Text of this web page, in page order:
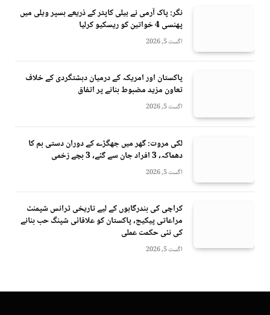
نگر: پاک آرمی نے ہیلی کاپٹر کے ذریعے ہسپر ویلی میں
پھنسی 4 خواتین کو ریسکیو کرلیا
اگست 5, 2026
پاکستان اور امریکہ کے درمیان دہشتگردی کے خلاف
تعاون مزید مضبوط بنانے پر اتفاق
اگست 5, 2026
لکی مروت: گھر میں جھگڑے کے دوران دستی بم کا
دھماکہ، 3 افراد جان سے گئے، 3 بچے زخمی
اگست 5, 2026
کراچی کی بندرگاہوں کے لیے تاریخی ٹرانس شپمنٹ
مراعاتی پیکیج، پاکستان کو علاقائی شپنگ حب بنانے
کی نئی حکمت عملی
اگست 5, 2026